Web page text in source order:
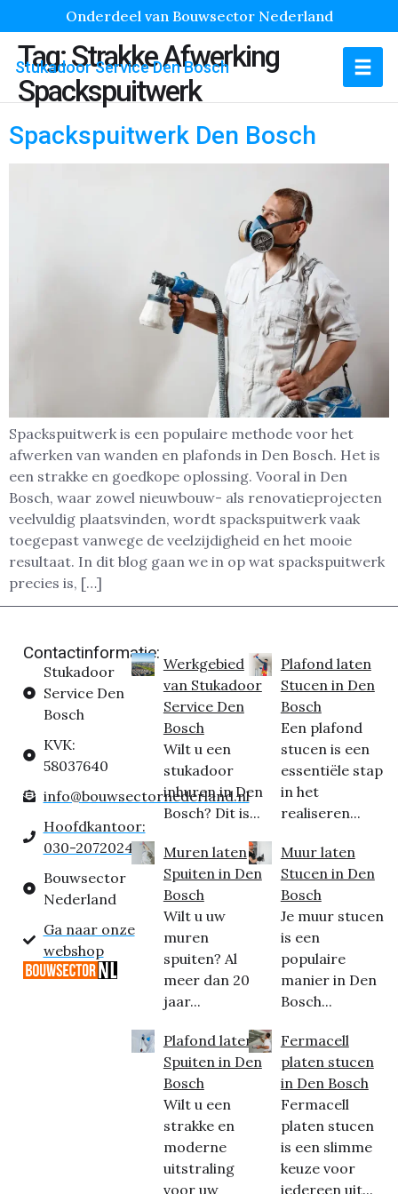
Onderdeel van Bouwsector Nederland
Stukadoor Service Den Bosch
Tag:Strakke Afwerking
Spackspuitwerk
Spackspuitwerk Den Bosch
Spackspuitwerk is een populaire methode voor het
afwerken van wanden en plafonds in Den Bosch. Het is
een strakke en goedkope oplossing. Vooral in Den
Bosch, waar zowel nieuwbouw- als renovatieprojecten
veelvuldig plaatsvinden, wordt spackspuitwerk vaak
toegepast vanwege de veelzijdigheid en het mooie
resultaat. In dit blog gaan we in op wat spackspuitwerk
precies is, […]
Contactinformatie:
Stukadoor
Service Den
Bosch
KVK:
58037640
info@bouwsectornederland.nl
Hoofdkantoor:
030-2072024
Bouwsector
Nederland
Ga naar onze
webshop
Werkgebied
van Stukadoor
Service Den
Bosch
Wilt u een
stukadoor
inhuren in Den
Bosch? Dit is...
Muren laten
Spuiten in Den
Bosch
Wilt u uw
muren
spuiten? Al
meer dan 20
jaar...
Plafond laten
Spuiten in Den
Bosch
Wilt u een
strakke en
moderne
uitstraling
voor uw
Plafond laten
Stucen in Den
Bosch
Een plafond
stucen is een
essentiële stap
in het
realiseren...
Muur laten
Stucen in Den
Bosch
Je muur stucen
is een
populaire
manier in Den
Bosch...
Fermacell
platen stucen
in Den Bosch
Fermacell
platen stucen
is een slimme
keuze voor
iedereen uit...